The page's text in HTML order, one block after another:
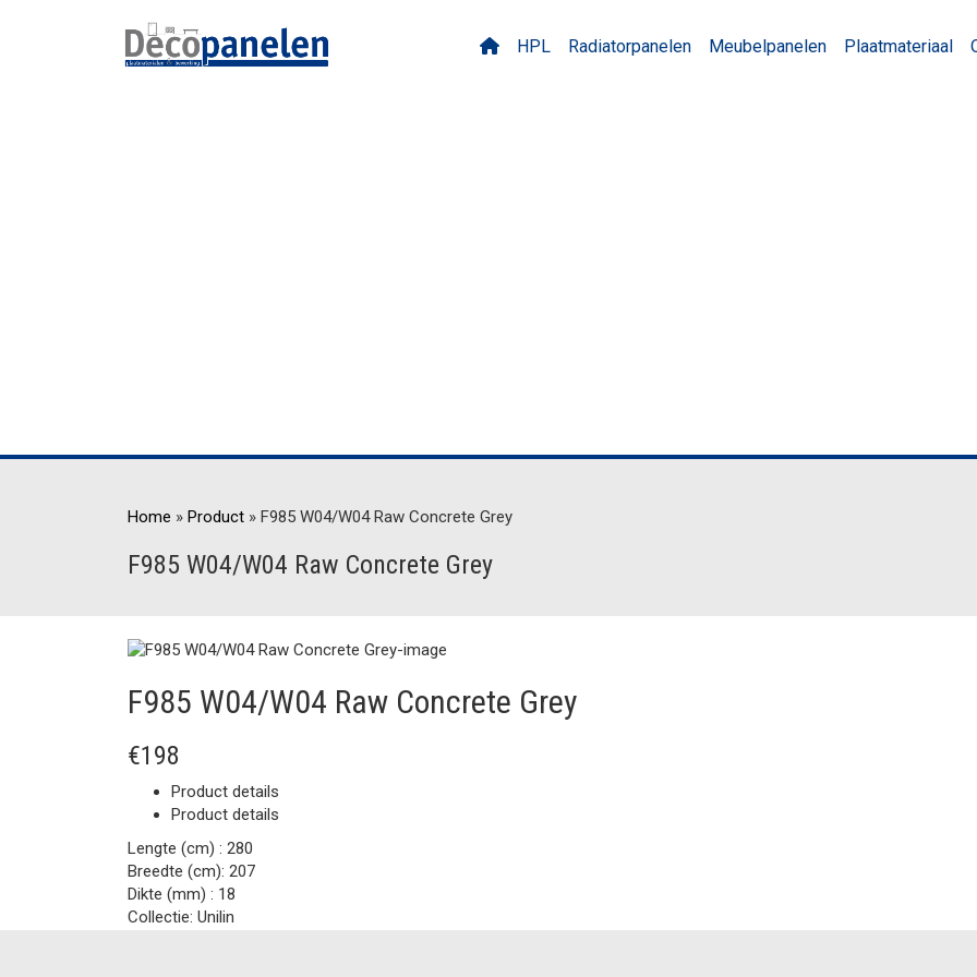
HPL Radiatorpanelen Meubelpanelen Plaatmateriaal
Home » Product » F985 W04/W04 Raw Concrete Grey
F985 W04/W04 Raw Concrete Grey
F985 W04/W04 Raw Concrete Grey
€198
Product details
Product details
Lengte (cm) : 280
Breedte (cm): 207
Dikte (mm) : 18
Collectie: Unilin